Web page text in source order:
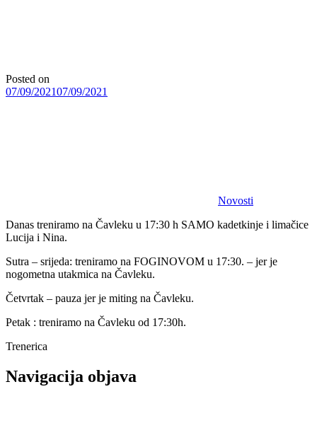
Posted on
07/09/202107/09/2021
Novosti
Danas treniramo na Čavleku u 17:30 h SAMO kadetkinje i limačice
Lucija i Nina.
Sutra – srijeda: treniramo na FOGINOVOM u 17:30. – jer je
nogometna utakmica na Čavleku.
Četvrtak – pauza jer je miting na Čavleku.
Petak : treniramo na Čavleku od 17:30h.
Trenerica
Navigacija objava